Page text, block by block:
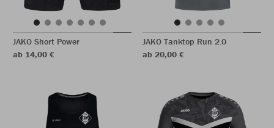
JAKO Short Power
ab 14,00 €
JAKO Tanktop Run 2.0
ab 20,00 €